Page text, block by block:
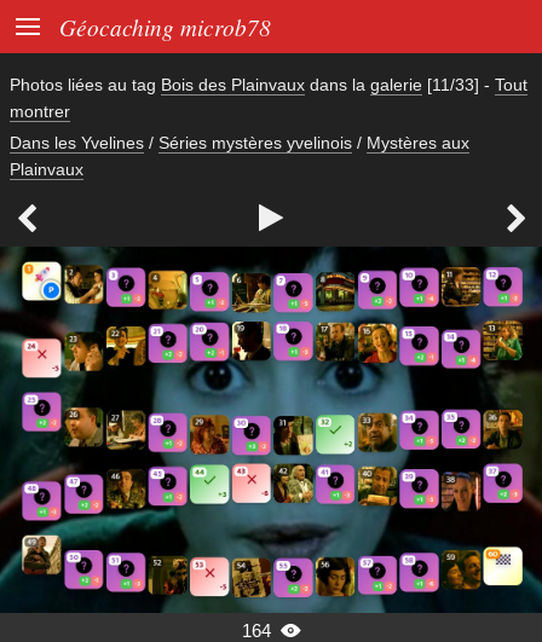
 Géocaching microb78
Photos liées au tag Bois des Plainvaux dans la galerie [11/33] - Tout
montrer
Dans les Yvelines / Séries mystères yvelinois / Mystères aux
Plainvaux
  
164 